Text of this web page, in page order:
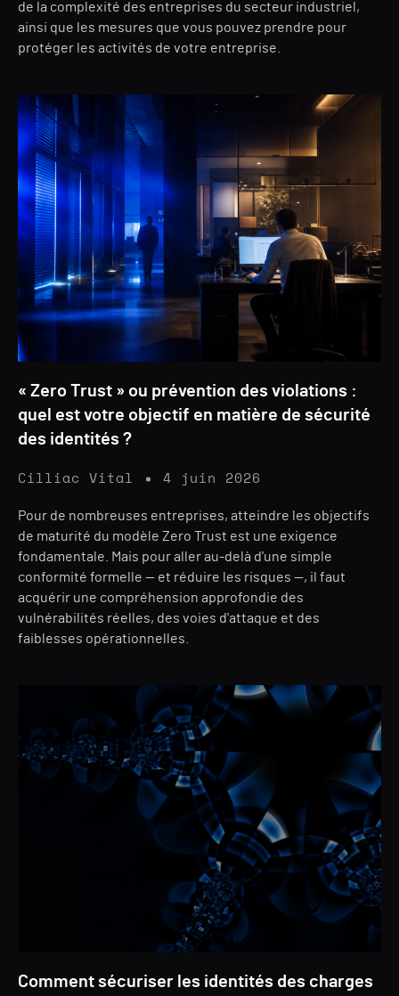
de la complexité des entreprises du secteur industriel,
ainsi que les mesures que vous pouvez prendre pour
protéger les activités de votre entreprise.
« Zero Trust » ou prévention des violations :
quel est votre objectif en matière de sécurité
des identités ?
Cilliac Vital 4 juin 2026
Pour de nombreuses entreprises, atteindre les objectifs
de maturité du modèle Zero Trust est une exigence
fondamentale. Mais pour aller au-delà d'une simple
conformité formelle — et réduire les risques —, il faut
acquérir une compréhension approfondie des
vulnérabilités réelles, des voies d'attaque et des
faiblesses opérationnelles.
Comment sécuriser les identités des charges